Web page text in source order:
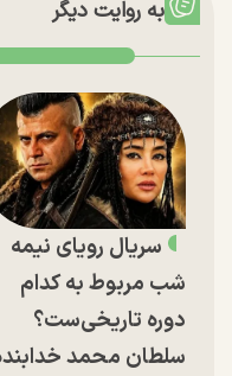
به روایت دیگر
سریال رویای نیمه
شب مربوط به کدام
دوره تاریخی‌ست؟
سلطان محمد